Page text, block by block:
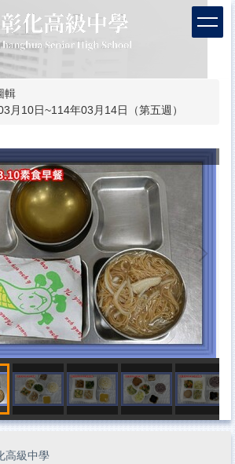
輯
月10日~114年03月14日（第五週）
高級中學